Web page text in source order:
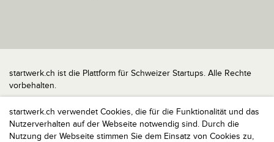
startwerk.ch verwendet Cookies, die für die Funktionalität und das
Nutzerverhalten auf der Webseite notwendig sind. Durch die
Nutzung der Webseite stimmen Sie dem Einsatz von Cookies zu,
startwerk.ch ist die Plattform für Schweizer Startups. Alle Rechte
vorbehalten.
Impressum
Kontakt
nach oben